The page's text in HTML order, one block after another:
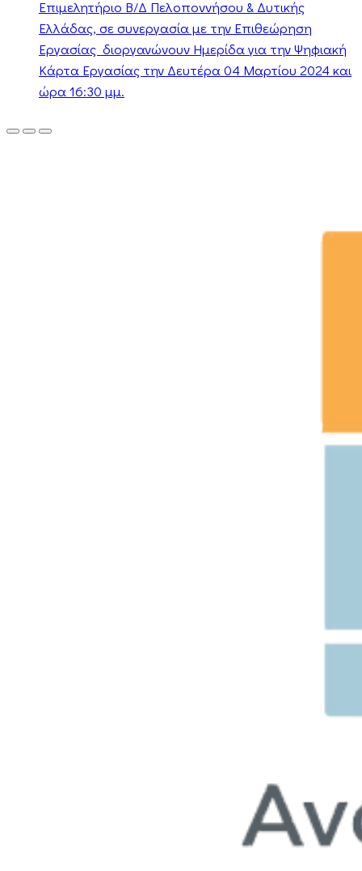
Επιμελητήριο Β/Δ Πελοποννήσου & Δυτικής
Ελλάδας, σε συνεργασία με την Επιθεώρηση
Εργασίας διοργανώνουν Ημερίδα για την Ψηφιακή
Κάρτα Εργασίας την Δευτέρα 04 Μαρτίου 2024 και
ώρα 16:30 μμ.